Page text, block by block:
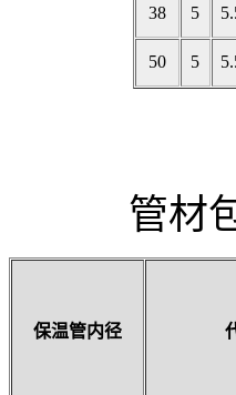
38 5
50 5
管材
保温管内径